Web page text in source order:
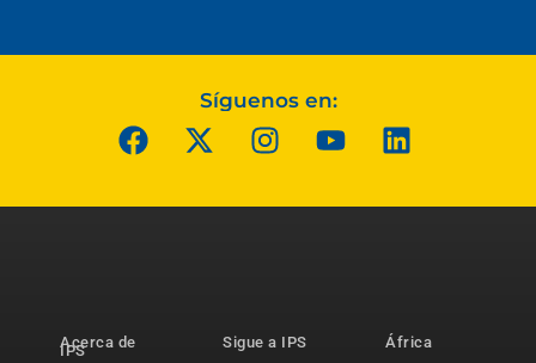
Síguenos en:
Acerca de
IPS
Sigue a IPS
África